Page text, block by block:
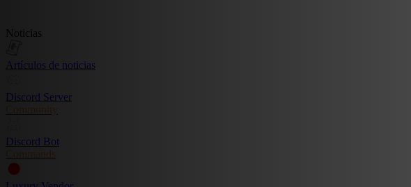
Noticias
Artículos de noticias
Discord Server
Community
Discord Bot